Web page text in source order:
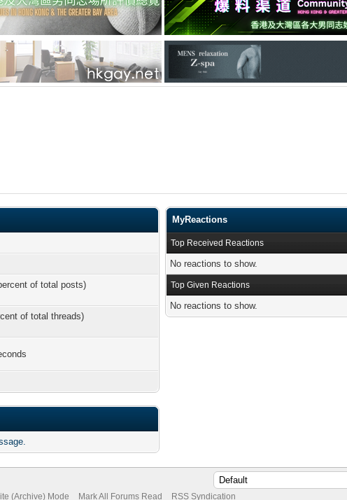
of total posts)
of total threads)
MyReactions
Top Received Reactions
No reactions to show.
Top Given Reactions
No reactions to show.
(Archive) Mode Mark All Forums Read RSS Syndication